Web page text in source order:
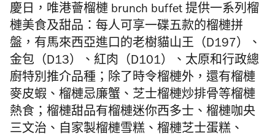
慶日，唯港薈榴槤 brunch buffet 提供一系列榴
槤美食及甜品：每人可享一碟五款的榴槤拼
盤，有馬來西亞進口的老樹貓山王（D197）、
金包（D13）、紅肉（D101）、太原和行政總
廚特別推介品種；除了時令榴槤外，還有榴槤
麥皮蝦、榴槤忌廉蟹、芝士榴槤炒排骨等榴槤
熱食；榴槤甜品有榴槤迷你西多士、榴槤咖央
三文治、自家製榴槤雪糕、榴槤芝士蛋糕、